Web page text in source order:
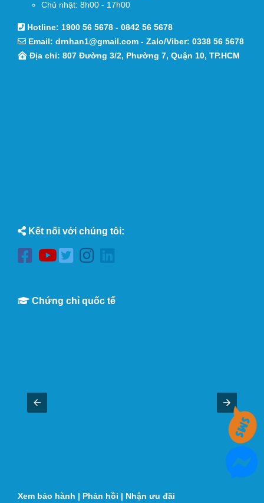
Chủ nhật: 8h00 - 17h00
Hotline: 1900 56 5678 - 0842 56 5678
Email: drnhan1@gmail.com - Zalo/Viber: 0338 56 5678
Địa chỉ: 807 Đường 3/2, Phường 7, Quận 10, TP.HCM
Kết nối với chúng tôi:
Chứng chỉ quốc tế
Xem bảo hành | Phản hồi | Nhận ưu đãi